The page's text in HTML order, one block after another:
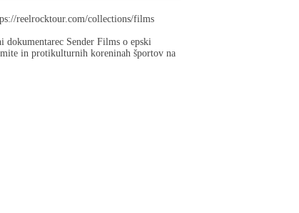
reelrocktour.com/collections/films
Sender Films o epski
in protikulturnih koreninah športov na